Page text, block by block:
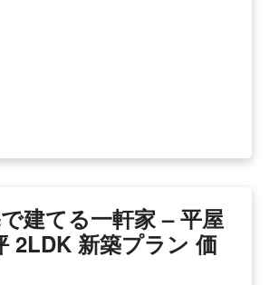
建てる一軒家 – 平屋
2LDK 新築プラン 価